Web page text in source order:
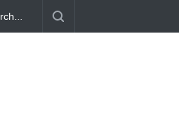
Vincenzo Ferri, un Eroe tarquiniese